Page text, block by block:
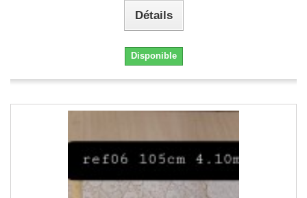
Détails
Disponible